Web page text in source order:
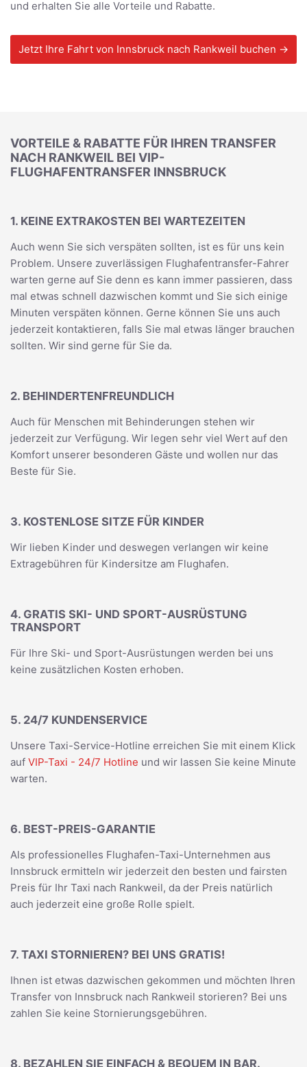
und erhalten Sie alle Vorteile und Rabatte.
Jetzt Ihre Fahrt von Innsbruck nach Rankweil buchen →
VORTEILE & RABATTE FÜR IHREN TRANSFER
NACH RANKWEIL BEI VIP-
FLUGHAFENTRANSFER INNSBRUCK
1. KEINE EXTRAKOSTEN BEI WARTEZEITEN
Auch wenn Sie sich verspäten sollten, ist es für uns kein
Problem. Unsere zuverlässigen Flughafentransfer-Fahrer
warten gerne auf Sie denn es kann immer passieren, dass
mal etwas schnell dazwischen kommt und Sie sich einige
Minuten verspäten können. Gerne können Sie uns auch
jederzeit kontaktieren, falls Sie mal etwas länger brauchen
sollten. Wir sind gerne für Sie da.
2. BEHINDERTENFREUNDLICH
Auch für Menschen mit Behinderungen stehen wir
jederzeit zur Verfügung. Wir legen sehr viel Wert auf den
Komfort unserer besonderen Gäste und wollen nur das
Beste für Sie.
3. KOSTENLOSE SITZE FÜR KINDER
Wir lieben Kinder und deswegen verlangen wir keine
Extragebühren für Kindersitze am Flughafen.
4. GRATIS SKI- UND SPORT-AUSRÜSTUNG
TRANSPORT
Für Ihre Ski- und Sport-Ausrüstungen werden bei uns
keine zusätzlichen Kosten erhoben.
5. 24/7 KUNDENSERVICE
Unsere Taxi-Service-Hotline erreichen Sie mit einem Klick
auf VIP-Taxi - 24/7 Hotline und wir lassen Sie keine Minute
warten.
6. BEST-PREIS-GARANTIE
Als professionelles Flughafen-Taxi-Unternehmen aus
Innsbruck ermitteln wir jederzeit den besten und fairsten
Preis für Ihr Taxi nach Rankweil, da der Preis natürlich
auch jederzeit eine große Rolle spielt.
7. TAXI STORNIEREN? BEI UNS GRATIS!
Ihnen ist etwas dazwischen gekommen und möchten Ihren
Transfer von Innsbruck nach Rankweil storieren? Bei uns
zahlen Sie keine Stornierungsgebühren.
8. BEZAHLEN SIE EINFACH & BEQUEM IN BAR.